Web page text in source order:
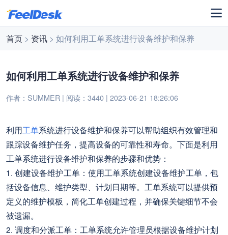
首页 > 资讯 > 如何利用工单系统进行设备维护和保养
如何利用工单系统进行设备维护和保养
作者：SUMMER | 阅读：3440 | 2023-06-21 18:26:06
利用工单系统进行设备维护和保养可以帮助组织有效管理和
跟踪设备维护任务，提高设备的可靠性和寿命。下面是利用
工单系统进行设备维护和保养的步骤和优势：
1. 创建设备维护工单：使用工单系统创建设备维护工单，包
括设备信息、维护类型、计划日期等。工单系统可以提供预
定义的维护模板，简化工单创建过程，并确保关键细节不会
被遗漏。
2. 调度和分派工单：工单系统允许管理员根据设备维护计划